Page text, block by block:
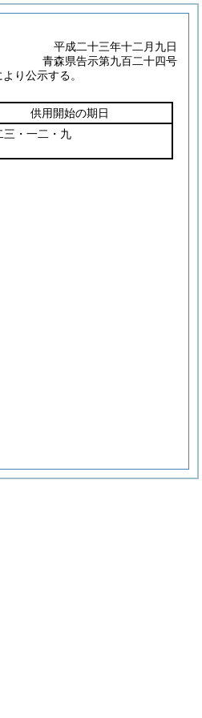
平成二十三年十二月九日
青森県告示第九百二十四号
り公示する。
供用開始の期日
三・一二・九